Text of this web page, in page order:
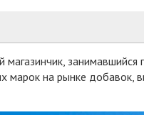
занимавшийся
марок на рынке добавок,